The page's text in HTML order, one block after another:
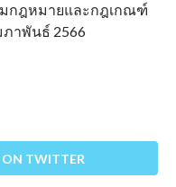
กฎหมายและกฎเกณฑ์
าพันธ์ 2566
ON TWITTER